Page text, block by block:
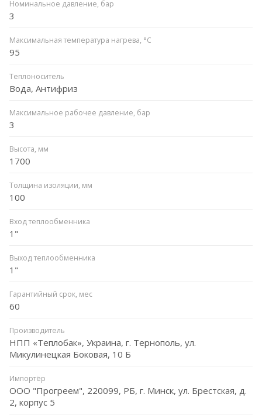
Номинальное давление, бар
3
Максимальная температура нагрева, °C
95
Теплоноситель
Вода, Антифриз
Максимальное рабочее давление, бар
3
Высота, мм
1700
Толщина изоляции, мм
100
Вход теплообменника
1"
Выход теплообменника
1"
Гарантийный срок, мес
60
Производитель
НПП «Теплобак», Украина, г. Тернополь, ул.
Микулинецкая Боковая, 10 Б
Импортёр
ООО "Прогреем", 220099, РБ, г. Минск, ул. Брестская, д.
2, корпус 5